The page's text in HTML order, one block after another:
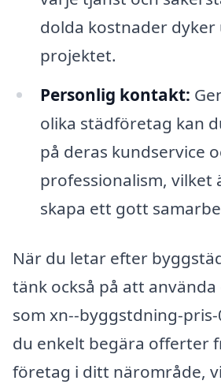
dolda kostnader dyker
projektet.
Personlig kontakt:
olika städföretag kan
på deras kundservice
professionalism,
skapa ett gott
När du letar efter
tänk också på att
som xn--byggstdning-
du enkelt begära offerter
företag i ditt närområde,